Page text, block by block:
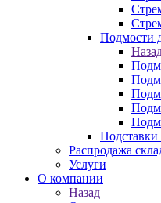
Подмости
Подставки
Распродажа
Услуги
О компании
Назад